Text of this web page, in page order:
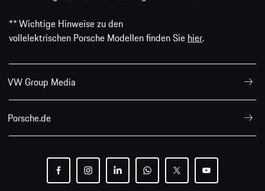
** Wichtige Hinweise zu den
vollelektrischen Porsche Modellen finden Sie hier.
VW Group Media
Porsche.de